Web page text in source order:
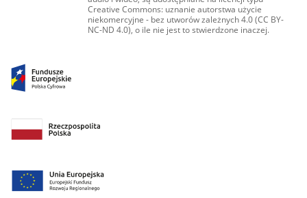
Creative Commons: uznanie autorstwa użycie
niekomercyjne - bez utworów zależnych 4.0 (CC BY-
NC-ND 4.0), o ile nie jest to stwierdzone inaczej.